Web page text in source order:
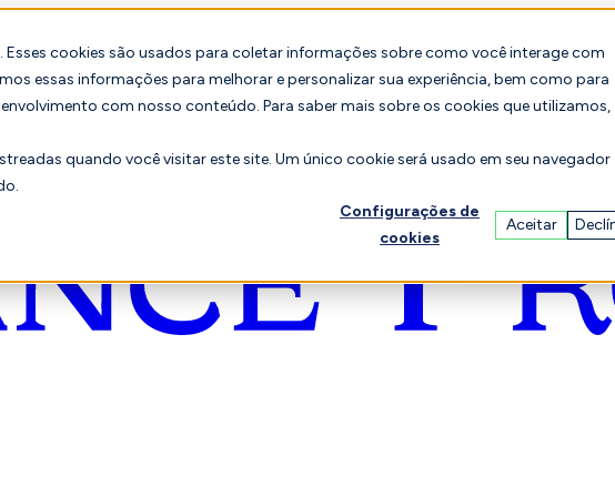
cookies são usados para coletar informações sobre como você interage com
essas informações para melhorar e personalizar sua experiência, bem como para
com nosso conteúdo. Para saber mais sobre os cookies que utilizamos,
quando você visitar este site. Um único cookie será usado em seu navegador
Configurações de
cookies
Aceitar